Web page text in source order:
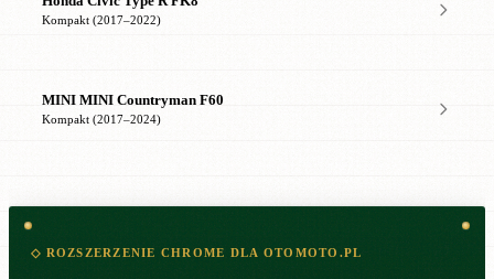
Kompakt (2017–2022)
MINI MINI Countryman F60
Kompakt (2017–2024)
◇ ROZSZERZENIE CHROME DLA OTOMOTO.PL